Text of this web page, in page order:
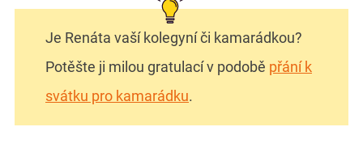
Je Renáta vaší kolegyní či kamarádkou?
Potěšte ji milou gratulací v podobě přání k
svátku pro kamarádku.